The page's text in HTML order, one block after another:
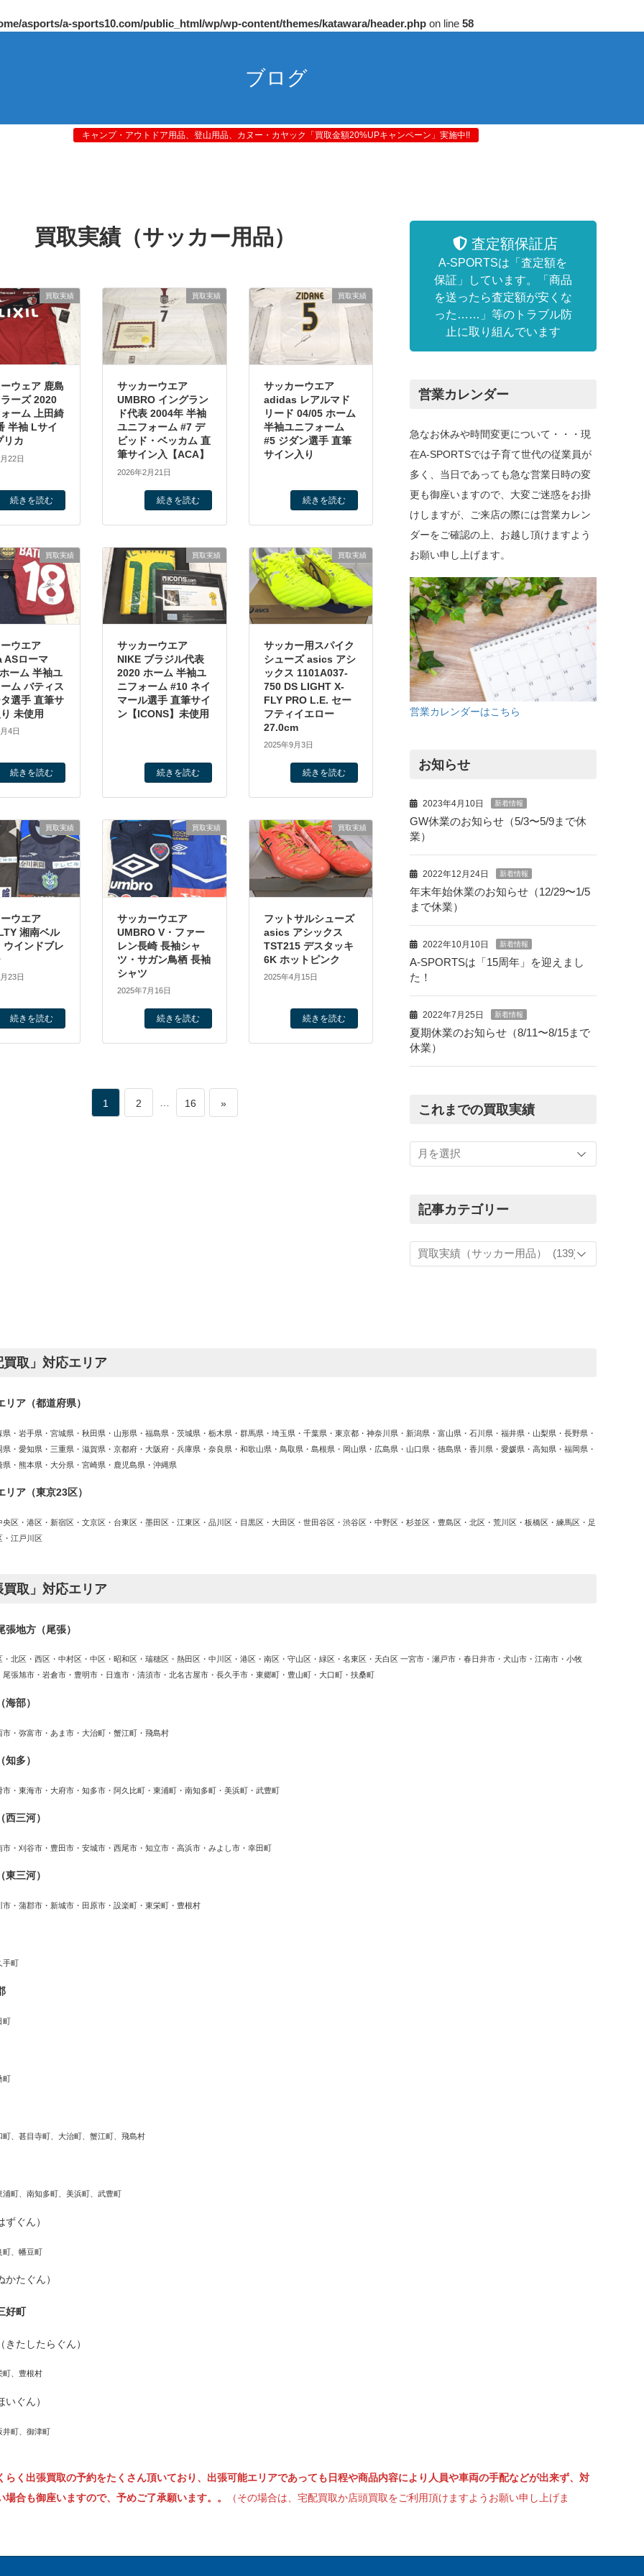
asports/a-sports10.com/public_html/wp/wp-content/themes/katawara/header.php on line 58
ブログ
キャンプ・アウトドア用品、登山用品、カヌー・カヤック「買取金額20%UPキャンペーン」実施中!!
買取実績（サッカー用品）
買取実績
ウェア 鹿島
ーズ 2020
ーム 上田綺
半袖 Lサイ
リカ
22日
続きを読む
買取実績
サッカーウエア
UMBRO イングラン
ド代表 2004年 半袖
ユニフォーム #7 デ
ビッド・ベッカム 直
筆サイン入【ACA】
2026年2月21日
続きを読む
買取実績
サッカーウエア
adidas レアルマド
リード 04/05 ホーム
半袖ユニフォーム
#5 ジダン選手 直筆
サイン入り
続きを読む
買取実績
ウエア
ASローマ
ーム 半袖ユ
ム バティス
タ選手 直筆サ
未使用
4日
続きを読む
買取実績
サッカーウエア
NIKE ブラジル代表
2020 ホーム 半袖ユ
ニフォーム #10 ネイ
マール選手 直筆サイ
ン【ICONS】未使用
続きを読む
買取実績
サッカー用スパイク
シューズ asics アシ
ックス 1101A037-
750 DS LIGHT X-
FLY PRO L.E. セー
フティイエロー
27.0cm
2025年9月3日
続きを読む
買取実績
ウエア
湘南ベル
ウインドブレ
23日
続きを読む
買取実績
サッカーウエア
UMBRO V・ファー
レン長崎 長袖シャ
ツ・サガン鳥栖 長袖
シャツ
2025年7月16日
続きを読む
買取実績
フットサルシューズ
asics アシックス
TST215 デスタッキ
6K ホットピンク
2025年4月15日
続きを読む
ペ1 ペ
2 … ペ
16 »
査定額保証店
A-SPORTSは「査定額を
保証」しています。「商品
を送ったら査定額が安くな
った……」等のトラブル防
止に取り組んでいます
営業カレンダー
急なお休みや時間変更について・・・現
在A-SPORTSでは子育て世代の従業員が
多く、当日であっても急な営業日時の変
更も御座いますので、大変ご迷惑をお掛
けしますが、ご来店の際には営業カレン
ダーをご確認の上、お越し頂けますよう
お願い申し上げます。
営業カレンダーはこちら
お知らせ
2023年4月10日 新着情報
GW休業のお知らせ（5/3〜5/9まで休
業）
2022年12月24日 新着情報
年末年始休業のお知らせ（12/29〜1/5
まで休業）
2022年10月10日 新着情報
A-SPORTSは「15周年」を迎えまし
た！
2022年7月25日 新着情報
夏期休業のお知らせ（8/11〜8/15まで
休業）
これまでの買取実績
ま
買
実
績
記事カテゴリー
事
カ
買取」対応エリア
リア（都道府県）
県・岩手県・宮城県・秋田県・山形県・福島県・茨城県・栃木県・群馬県・埼玉県・千葉県・東京都・神奈川県・新潟県・富山県・石川県・福井県・山梨県・長野県・
県・愛知県・三重県・滋賀県・京都府・大阪府・兵庫県・奈良県・和歌山県・鳥取県・島根県・岡山県・広島県・山口県・徳島県・香川県・愛媛県・高知県・福岡県・
県・熊本県・大分県・宮崎県・鹿児島県・沖縄県
リア（東京23区）
央区・港区・新宿区・文京区・台東区・墨田区・江東区・品川区・目黒区・大田区・世田谷区・渋谷区・中野区・杉並区・豊島区・北区・荒川区・板橋区・練馬区・足
・江戸川区
買取」対応エリア
張地方（尾張）
・北区・西区・中村区・中区・昭和区・瑞穂区・熱田区・中川区・港区・南区・守山区・緑区・名東区・天白区 一宮市・瀬戸市・春日井市・犬山市・江南市・小牧
尾張旭市・岩倉市・豊明市・日進市・清須市・北名古屋市・長久手市・東郷町・豊山町・大口町・扶桑町
海部）
市・弥富市・あま市・大治町・蟹江町・飛島村
知多）
市・東海市・大府市・知多市・阿久比町・東浦町・南知多町・美浜町・武豊町
西三河）
市・刈谷市・豊田市・安城市・西尾市・知立市・高浜市・みよし市・幸田町
東三河）
市・蒲郡市・新城市・田原市・設楽町・東栄町・豊根村
町
町
町
町、甚目寺町、大治町、蟹江町、飛島村
浦町、南知多町、美浜町、武豊町
ずぐん）
町、幡豆町
かたぐん）
好町
（きたしたらぐん）
町、豊根村
いぐん）
井町、御津町
らく出張買取の予約をたくさん頂いており、出張可能エリアであっても日程や商品内容により人員や車両の手配などが出来ず、対
場合も御座いますので、予めご了承願います。。
（その場合は、宅配買取か店頭買取をご利用頂けますようお願い申し上げま